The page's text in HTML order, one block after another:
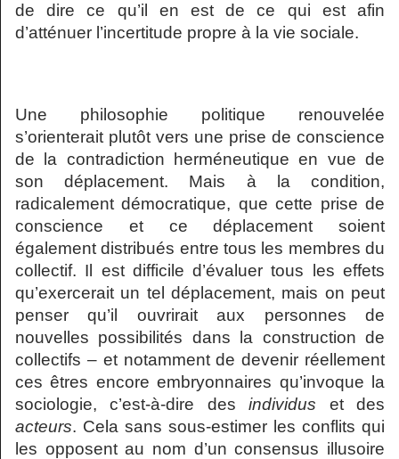
de dire ce qu’il en est de ce qui est afin
d’atténuer l’incertitude propre à la vie sociale.
Une philosophie politique renouvelée
s’orienterait plutôt vers une prise de conscience
de la contradiction herméneutique en vue de
son déplacement. Mais à la condition,
radicalement démocratique, que cette prise de
conscience et ce déplacement soient
également distribués entre tous les membres du
collectif. Il est difficile d’évaluer tous les effets
qu’exercerait un tel déplacement, mais on peut
penser qu’il ouvrirait aux personnes de
nouvelles possibilités dans la construction de
collectifs – et notamment de devenir réellement
ces êtres encore embryonnaires qu’invoque la
sociologie, c’est-à-dire desindividus et des
acteurs. Cela sans sous-estimer les conflits qui
les opposent au nom d’un consensus illusoire